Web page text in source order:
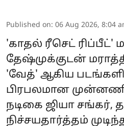
Published on: 06 Aug 2026, 8:04
'காதல் ரீசெட் ரிப்பீட்'
தேஷ்முக்குடன்
'வேத்' ஆகிய
பிரபலமான
நடிகை ஜியா சங்கர்,
நிச்சயதார்த்தம்